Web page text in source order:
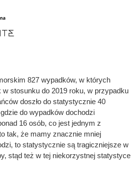
827 wypadków, w których
stosunku do 2019 roku, w przypadku
doszło do statystycznie 40
do wypadków dochodzi
16 osób, co jest jednym z
tak, że mamy znacznie mniej
to statystycznie są tragiczniejsze w
stąd też w tej niekorzystnej statystyce